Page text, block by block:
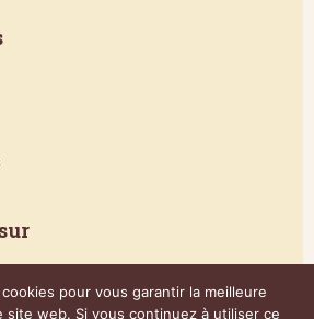
pour vous garantir la meilleure
site web. Si vous continuez à utiliser ce